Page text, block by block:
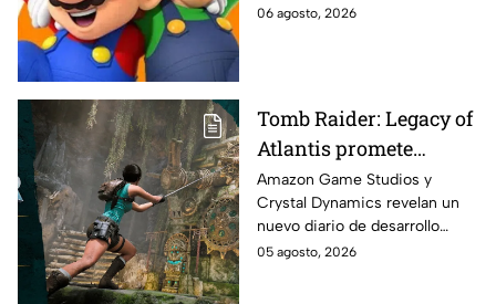
los videojuegos; sin embargo,
06 agosto, 2026
Tomb Raider: Legacy of
Atlantis promete
acertijos más
inteligentes y trampas
mortales en un nuevo
vistazo al desarrollo
Amazon Game Studios y
Crystal Dynamics revelan un
nuevo diario de desarrollo
donde muestran cómo están
05 agosto, 2026